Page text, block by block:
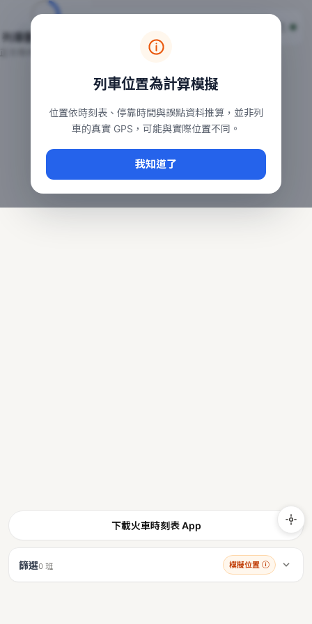
台鐵列車即時位置地圖
本頁顯示目前全台鐵運行中的列車位置，涵蓋自強、普悠瑪、
常用查詢：
、台中車站即時動態
台鐵即時動態
下載火車時刻表 App
篩選0 班 模擬位置 ⓘ
列車位置為計算模擬
位置依時刻表、停靠時間與誤點資料推算，並非列
車的真實 GPS，可能與實際位置不同。
我知道了
列車動態載入中…